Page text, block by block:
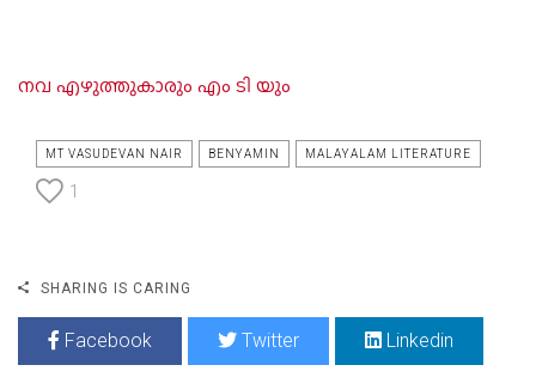
നവ എഴുത്തുകാരും എം ടി യും
MT VASUDEVAN NAIR BENYAMIN MALAYALAM LITERATURE
1
SHARING IS CARING
Facebook Twitter Linkedin